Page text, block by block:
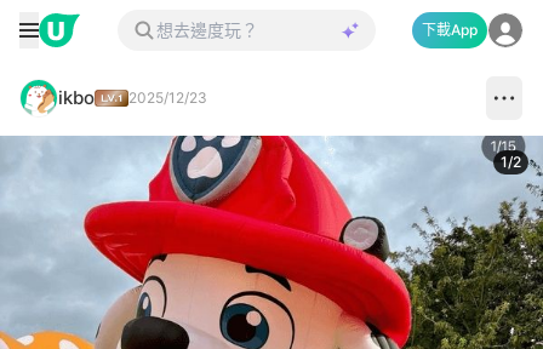
下載App
ikbo 2025/12/23
1/2